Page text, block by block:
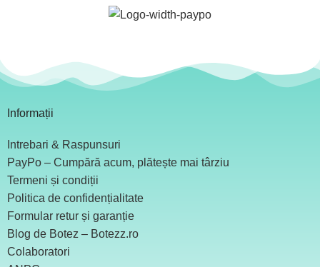
Informații
Intrebari & Raspunsuri
PayPo – Cumpără acum, plătește mai târziu
Termeni și condiții
Politica de confidențialitate
Formular retur și garanție
Blog de Botez – Botezz.ro
Colaboratori